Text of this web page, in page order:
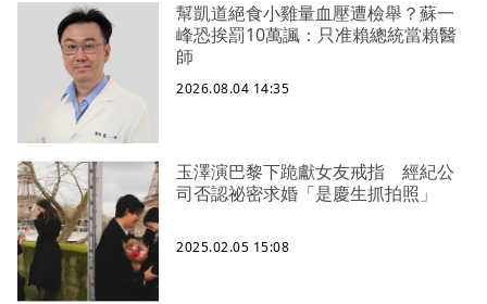
幫凱道絕食小雞量血壓遭檢舉？蘇一
峰恐挨罰10萬諷：只准賴總統當賴醫
師
2026.08.04 14:35
玉澤演巴黎下跪獻女友戒指 經紀公
司否認祕密求婚「是慶生抓拍照」
2025.02.05 15:08